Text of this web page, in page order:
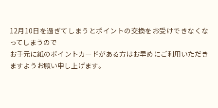
12月10日を過ぎてしまうとポイントの交換をお受けできなくな
ってしまうので
お手元に紙のポイントカードがある方はお早めにご利用いただき
ますようお願い申し上げます。